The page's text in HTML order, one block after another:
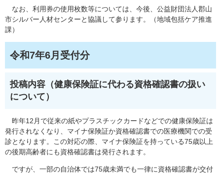
なお、利用券の使用枚数等については、今後、公益財団法人郡山
市シルバー人材センターと協議して参ります。（地域包括ケア推進
課）
令和7年6月受付分
投稿内容（健康保険証に代わる資格確認書の扱い
について）
昨年12月で従来の紙やプラスチックカードなどでの健康保険証は
発行されなくなり、マイナ保険証か資格確認書での医療機関での受
診となります。この対応の際、マイナ保険証を持っている75歳以上
の後期高齢者にも資格確認書は発行されます。
ですが、一部の自治体では75歳未満でも一律に資格確認書が交付